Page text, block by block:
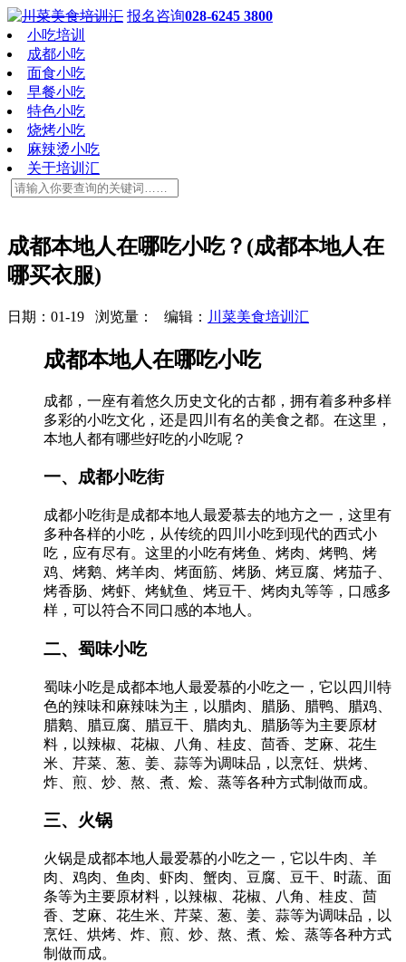
报名咨询028-6245 3800
小吃培训
成都小吃
面食小吃
早餐小吃
特色小吃
烧烤小吃
麻辣烫小吃
关于培训汇
成都本地人在哪吃小吃？(成都本地人在
哪买衣服)
日期：01-19 浏览量： 编辑： 川菜美食培训汇
成都本地人在哪吃小吃
成都，一座有着悠久历史文化的古都，拥有着多种多样
多彩的小吃文化，还是四川有名的美食之都。在这里，
本地人都有哪些好吃的小吃呢？
一、成都小吃街
成都小吃街是成都本地人最爱慕去的地方之一，这里有
多种各样的小吃，从传统的四川小吃到现代的西式小
吃，应有尽有。这里的小吃有烤鱼、烤肉、烤鸭、烤
鸡、烤鹅、烤羊肉、烤面筋、烤肠、烤豆腐、烤茄子、
烤香肠、烤虾、烤鱿鱼、烤豆干、烤肉丸等等，口感多
样，可以符合不同口感的本地人。
二、蜀味小吃
蜀味小吃是成都本地人最爱慕的小吃之一，它以四川特
色的辣味和麻辣味为主，以腊肉、腊肠、腊鸭、腊鸡、
腊鹅、腊豆腐、腊豆干、腊肉丸、腊肠等为主要原材
料，以辣椒、花椒、八角、桂皮、茴香、芝麻、花生
米、芹菜、葱、姜、蒜等为调味品，以烹饪、烘烤、
炸、煎、炒、熬、煮、烩、蒸等各种方式制做而成。
三、火锅
火锅是成都本地人最爱慕的小吃之一，它以牛肉、羊
肉、鸡肉、鱼肉、虾肉、蟹肉、豆腐、豆干、时蔬、面
条等为主要原材料，以辣椒、花椒、八角、桂皮、茴
香、芝麻、花生米、芹菜、葱、姜、蒜等为调味品，以
烹饪、烘烤、炸、煎、炒、熬、煮、烩、蒸等各种方式
制做而成。